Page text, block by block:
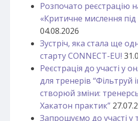
Розпочато реєстрацію
«Критичне мислення під
04.08.2026
Зустріч, яка стала ще
старту CONNECT-EU!
Реєстрація до участі у
для тренерів “Фільтруй
створюй зміни:
Хакатон практик”
Запрошуємо до участі у